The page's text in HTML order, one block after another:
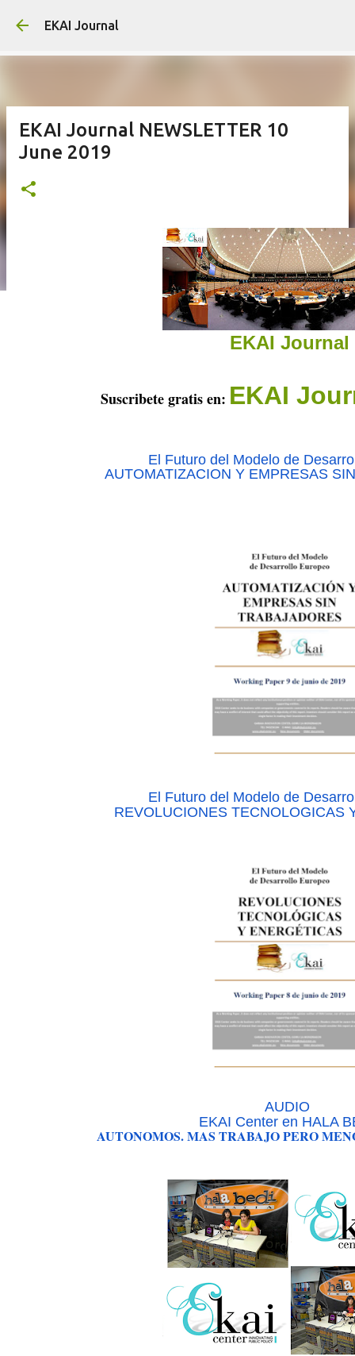
EKAI Journal
EKAI Journal NEWSLETTER 10
June 2019
EKAI Journal
Suscribete gratis en: EKAI
El Futuro del Modelo de
AUTOMATIZACION Y EMPRESAS
El Futuro del Modelo de
REVOLUCIONES TECNOLOGICAS
AUDIO
EKAI Center en HALA
AUTONOMOS. MAS TRABAJO PERO